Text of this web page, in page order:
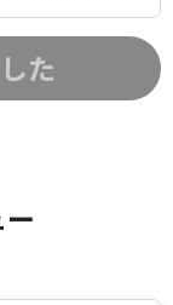
典を提供いたしま
た